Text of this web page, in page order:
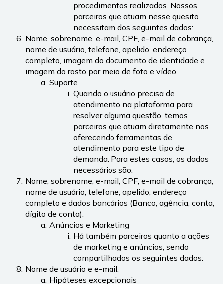
procedimentos realizados. Nossos
parceiros que atuam nesse quesito
necessitam dos seguintes dados:
Nome, sobrenome, e-mail, CPF, e-mail de cobrança,
nome de usuário, telefone, apelido, endereço
completo, imagem do documento de identidade e
imagem do rosto por meio de foto e vídeo.
Suporte
Quando o usuário precisa de
atendimento na plataforma para
resolver alguma questão, temos
parceiros que atuam diretamente nos
oferecendo ferramentas de
atendimento para este tipo de
demanda. Para estes casos, os dados
necessários são:
Nome, sobrenome, e-mail, CPF, e-mail de cobrança,
nome de usuário, telefone, apelido, endereço
completo e dados bancários (Banco, agência, conta,
dígito de conta).
Anúncios e Marketing
Há também parceiros quanto a ações
de marketing e anúncios, sendo
compartilhados os seguintes dados:
Nome de usuário e e-mail.
Hipóteses excepcionais